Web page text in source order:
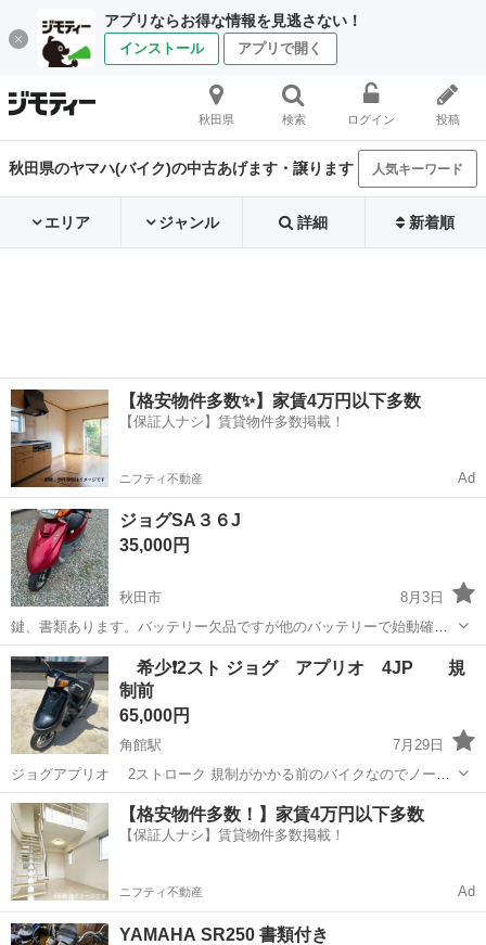
アプリならお得な情報を見逃さない！
インストール アプリで開く
秋田県 検索 ログイン 投稿
秋田県のヤマハ(バイク)の中古あげます・譲ります 人気キーワード
エリア ジャンル 詳細 新着順
【格安物件多数✨】家賃4万円以下多数
【保証人ナシ】賃貸物件多数掲載！
ニフティ不動産 Ad
ジョグSA３６J
35,000円
秋田市
8月3日
鍵、書類あります。バッテリー欠品ですが他のバッテリーで始動確認
しました。
秋田 秋田市 ヤマハ
希少❗️2スト ジョグ アプリオ 4JP 規
制前
65,000円
角館駅
7月29日
ジョグアプリオ 2ストローク 規制がかかる前のバイクなのでノーマ
ルでスピードが速いです！ 型式 4JP カラー ブラック 状
態 キャブレターOH⭕️ バッテリー新品⭕️
セルスター...
秋田 仙北市 角館駅 ヤマハ
【格安物件多数！】家賃4万円以下多数
【保証人ナシ】賃貸物件多数掲載！
ニフティ不動産 Ad
YAMAHA SR250 書類付き